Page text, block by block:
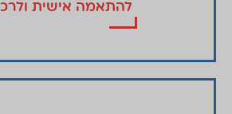
להתאמה אישית